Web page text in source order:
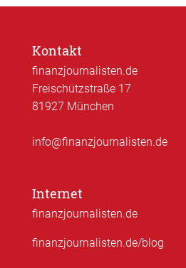
Kontakt
finanzjournalisten.de
Freischützstraße 17
81927 München
info@finanzjournalisten.de
Internet
finanzjournalisten.de
finanzjournalisten.de/blog